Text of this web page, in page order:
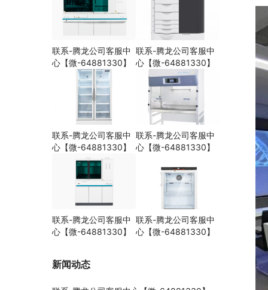
联系-腾龙公司客服中
心【微-64881330】
联系-腾龙公司客服中
心【微-64881330】
联系-腾龙公司客服中
心【微-64881330】
联系-腾龙公司客服中
心【微-64881330】
联系-腾龙公司客服中
心【微-64881330】
联系-腾龙公司客服中
心【微-64881330】
新闻动态